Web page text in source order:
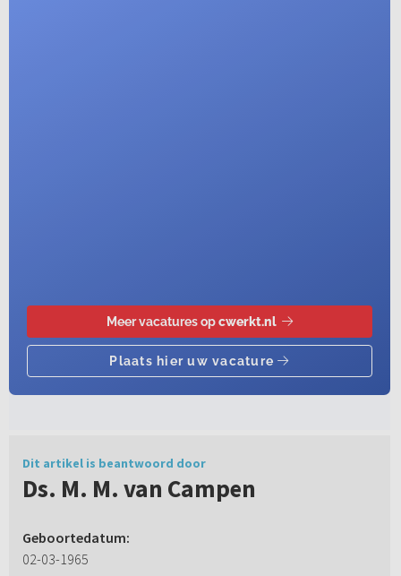
Dit artikel is beantwoord door
Ds. M. M. van Campen
Geboortedatum:
02-03-1965